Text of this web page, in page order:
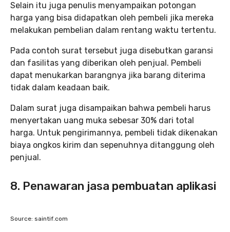
Selain itu juga penulis menyampaikan potongan
harga yang bisa didapatkan oleh pembeli jika mereka
melakukan pembelian dalam rentang waktu tertentu.
Pada contoh surat tersebut juga disebutkan garansi
dan fasilitas yang diberikan oleh penjual. Pembeli
dapat menukarkan barangnya jika barang diterima
tidak dalam keadaan baik.
Dalam surat juga disampaikan bahwa pembeli harus
menyertakan uang muka sebesar 30% dari total
harga. Untuk pengirimannya, pembeli tidak dikenakan
biaya ongkos kirim dan sepenuhnya ditanggung oleh
penjual.
8. Penawaran jasa pembuatan aplikasi
Source: saintif.com